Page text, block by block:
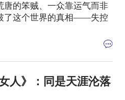
唐的笨贼、一众靠运气而非
了这个世界的真相——失控
人》：同是天涯沦落